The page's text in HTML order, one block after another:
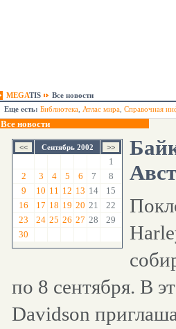
MEGATIS
Все новости
Еще есть: Библиотека Атлас мира Справочная
Все новости
Сентябрь 2002
1
2
3 4 5 6 7
8
9
10 11 12 13 14
15
16
17 18 19 20 21
22
23
24 25 26 27 28
29
30
по 8 сентября. В
Davidson